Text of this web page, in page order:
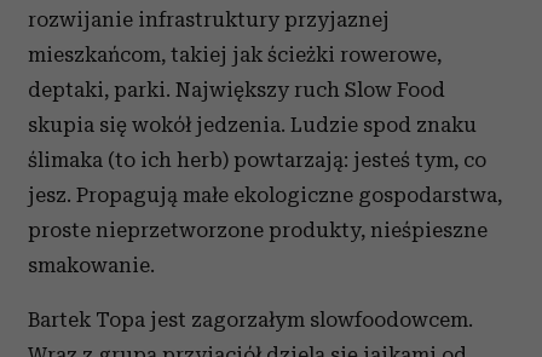
rozwijanie infrastruktury przyjaznej
mieszkańcom, takiej jak ścieżki rowerowe,
deptaki, parki. Największy ruch Slow Food
skupia się wokół jedzenia. Ludzie spod znaku
ślimaka (to ich herb) powtarzają: jesteś tym, co
jesz. Propagują małe ekologiczne gospodarstwa,
proste nieprzetworzone produkty, nieśpieszne
smakowanie.
Bartek Topa jest zagorzałym slowfoodowcem.